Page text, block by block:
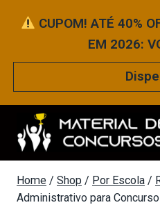
para
CUPOM! ATÉ 40%
EM 2026:
Home / Shop / Por Escola /
Administrativo para